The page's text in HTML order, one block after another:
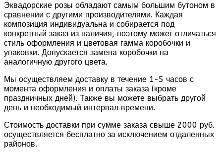
Эквадорские розы обладают самым большим бутоном в
сравнении с другими производителями. Каждая
композиция индивидуальна и собирается под
конкретный заказ из наличия, поэтому может отличаться
стиль оформления и цветовая гамма коробочки и
упаковки. Допускается замена коробочки на
аналогичную другого цвета.
Мы осуществляем доставку в течение 1-5 часов с
момента оформления и оплаты заказа (кроме
праздничных дней). Также вы можете выбрать другой
день и необходимый интервал времени.
Стоимость доставки при сумме заказа свыше 2000 руб.
осуществляется бесплатно за исключением отдаленных
районов.